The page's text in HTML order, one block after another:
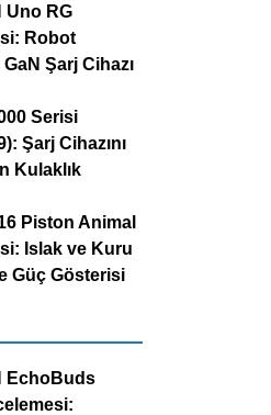
Uno RG
Robot
GaN Şarj Cihazı
Serisi
Şarj Cihazını
Kulaklık
Piston Animal
Islak ve Kuru
Güç Gösterisi
EchoBuds